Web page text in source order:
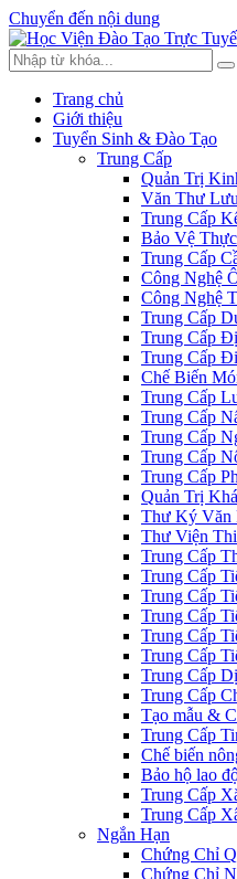
Chuyển đến nội dung
Trang chủ
Giới thiệu
Tuyển Sinh & Đào Tạo
Trung Cấp
Quản Trị
Văn Thư
Trung Cấp
Bảo Vệ
Trung Cấp
Công Nghệ
Công Nghệ
Trung Cấp
Trung Cấp
Trung Cấp
Chế Biến
Trung Cấp
Trung Cấp
Trung Cấp
Trung Cấp
Trung Cấp
Quản Trị
Thư Ký Văn
Thư Viện
Trung Cấp
Trung Cấp
Trung Cấp
Trung Cấp
Trung Cấp
Trung Cấp
Trung Cấp
Trung Cấp
Tạo mẫu &
Trung Cấp
Chế biến
Bảo hộ lao
Trung Cấp
Trung Cấp
Ngắn Hạn
Chứng Chỉ
Chứng Chỉ